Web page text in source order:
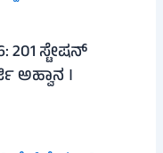
201 ಸ್ಟೇಷನ್
ಅಹ್ವಾನ ।